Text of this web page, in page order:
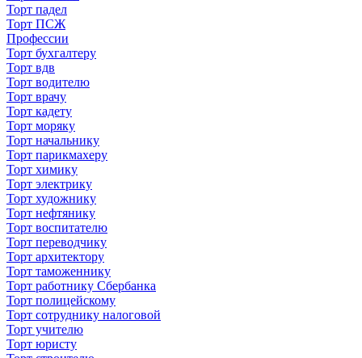
Торт падел
Торт ПСЖ
Профессии
Торт бухгалтеру
Торт вдв
Торт водителю
Торт врачу
Торт кадету
Торт моряку
Торт начальнику
Торт парикмахеру
Торт химику
Торт электрику
Торт художнику
Торт нефтянику
Торт воспитателю
Торт переводчику
Торт архитектору
Торт таможеннику
Торт работнику Сбербанка
Торт полицейскому
Торт сотруднику налоговой
Торт учителю
Торт юристу